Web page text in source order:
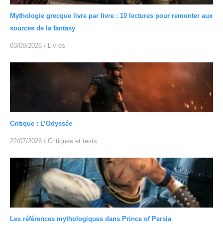
Mythologie grecque livre par livre : 10 lectures pour remonter aux
sources de la fantasy
03/08/2026 / Livres
Critique : L’Odyssée
22/07/2026 / Critiques et tests
Les références mythologiques dans Prince of Persia